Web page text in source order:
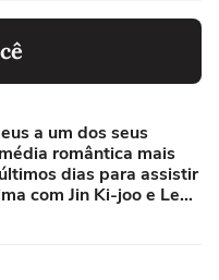
a um dos seus
romântica mais
dias para assistir
com Jin Ki-joo e Lee